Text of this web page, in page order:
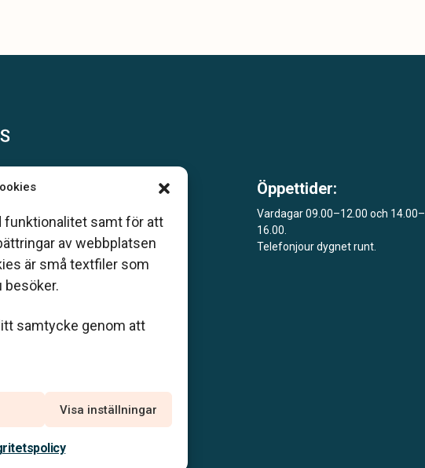
funktionalitet samt för att
av webbplatsen
är små textfiler som
besöker.
samtycke genom att
Visa inställningar
av Klarahill.
begravningsbyråers
är centralt för oss, både
när vi utformar
107 20
Öppettider:
Vardagar 09.00–12.00 och 14.00–
16.00.
Telefonjour dygnet runt.